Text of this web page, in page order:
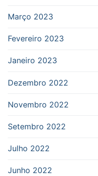
Março 2023
Fevereiro 2023
Janeiro 2023
Dezembro 2022
Novembro 2022
Setembro 2022
Julho 2022
Junho 2022